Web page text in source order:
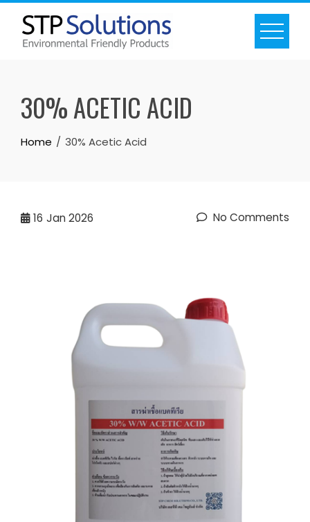
Skip
content
30% ACETIC ACID
Home 30% Acetic Acid
16 Jan 2026 No Comments